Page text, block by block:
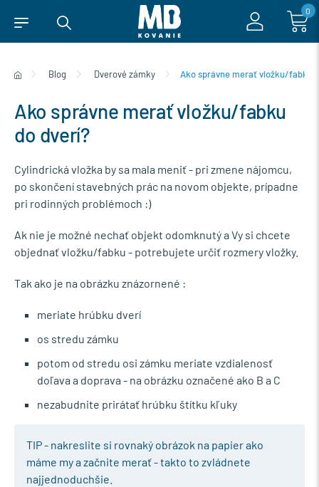
0
Blog Dverové zámky Ako správne merať vložku/fabku
Ako správne merať vložku/fabku
do dverí?
Cylindrická vložka by sa mala meniť - pri zmene nájomcu,
po skončení stavebných prác na novom objekte, prípadne
pri rodinných problémoch :)
Ak nie je možné nechať objekt odomknutý a Vy si chcete
objednať vložku/fabku - potrebujete určiť rozmery vložky.
Tak ako je na obrázku znázornené :
meriate hrúbku dverí
os stredu zámku
potom od stredu osi zámku meriate vzdialenosť
doľava a doprava - na obrázku označené ako B a C
nezabudnite prirátať hrúbku štítku kľuky
TIP - nakreslite si rovnaký obrázok na papier ako
máme my a začnite merať - takto to zvládnete
najjednoduchšie.